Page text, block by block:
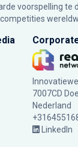
voorspelling te
7007CD
Nederland
LinkedIn